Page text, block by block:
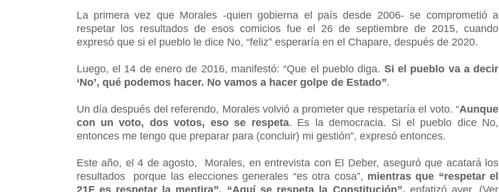
La primera vez que Morales -quien gobierna el país desde 2006- se comprometió a
respetar los resultados de esos comicios fue el 26 de septiembre de 2015, cuando
expresó que si el pueblo le dice No, “feliz” esperaría en el Chapare, después de 2020.
Luego, el 14 de enero de 2016, manifestó: “Que el pueblo diga. Si el pueblo va a decir
‘No’, qué podemos hacer. No vamos a hacer golpe de Estado”.
Un día después del referendo, Morales volvió a prometer que respetaría el voto. “Aunque
con un voto, dos votos, eso se respeta. Es la democracia. Si el pueblo dice No,
entonces me tengo que preparar para (concluir) mi gestión”, expresó entonces.
Este año, el 4 de agosto, Morales, en entrevista con El Deber, aseguró que acatará los
resultados porque las elecciones generales “es otra cosa”, mientras que “respetar el
21F es respetar la mentira”. “Aquí se respeta la Constitución”, enfatizó ayer. (Ver